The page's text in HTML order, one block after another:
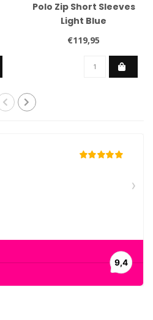
Polo Zip Short Sleeves
Light Blue
€119,95